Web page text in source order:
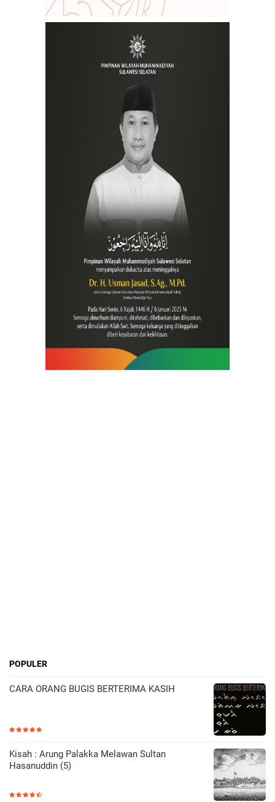
POPULER
CARA ORANG BUGIS BERTERIMA KASIH
Kisah : Arung Palakka Melawan Sultan
Hasanuddin (5)